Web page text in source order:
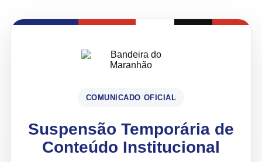
COMUNICADO OFICIAL
Suspensão Temporária de
Conteúdo Institucional